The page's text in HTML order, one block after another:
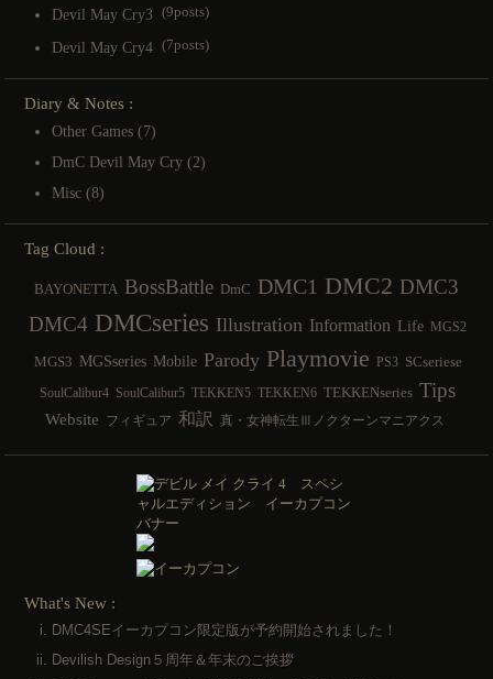
Devil May Cry3 (9posts)
Devil May Cry4 (7posts)
Diary & Notes :
Other Games (7)
DmC Devil May Cry (2)
Misc (8)
Tag Cloud :
BAYONETTA BossBattle DmC DMC1 DMC2 DMC3
DMC4 DMCseries Illustration Information Life MGS2
MGS3 MGSseries Mobile Parody Playmovie PS3 SCseriese
SoulCalibur4 SoulCalibur5 TEKKEN5 TEKKEN6 TEKKENseries Tips
Website フィギュア 和訳 真・女神転生Ⅲノクターンマニアクス
What's New :
DMC4SEイーカプコン限定版が予約開始されました！
Devilish Design５周年＆年末のご挨拶